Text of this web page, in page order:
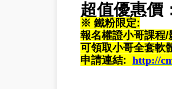
超值優惠價
※ 鐵粉限定:
報名權證小哥課程/
可領取小哥全套軟
申請連結: http://